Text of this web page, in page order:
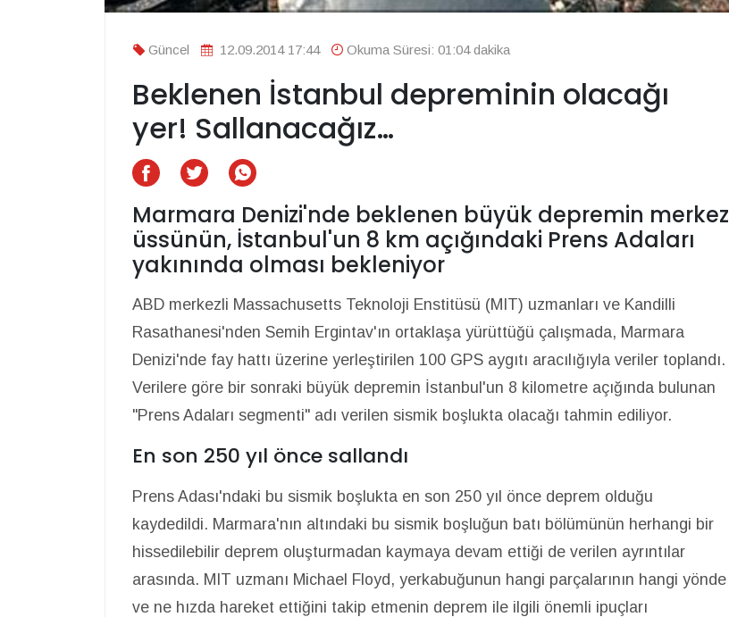
Güncel 12.09.2014 17:44 Okuma Süresi: 01:04 dakika
Beklenen İstanbul depreminin olacağı
yer! Sallanacağız…
Marmara Denizi'nde beklenen büyük depremin merkez
üssünün, İstanbul'un 8 km açığındaki Prens Adaları
yakınında olması bekleniyor
ABD merkezli Massachusetts Teknoloji Enstitüsü (MIT) uzmanları ve Kandilli
Rasathanesi'nden Semih Ergintav'ın ortaklaşa yürüttüğü çalışmada, Marmara
Denizi'nde fay hattı üzerine yerleştirilen 100 GPS aygıtı aracılığıyla veriler toplandı.
Verilere göre bir sonraki büyük depremin İstanbul'un 8 kilometre açığında bulunan
"Prens Adaları segmenti" adı verilen sismik boşlukta olacağı tahmin ediliyor.
En son 250 yıl önce sallandı
Prens Adası'ndaki bu sismik boşlukta en son 250 yıl önce deprem olduğu
kaydedildi. Marmara'nın altındaki bu sismik boşluğun batı bölümünün herhangi bir
hissedilebilir deprem oluşturmadan kaymaya devam ettiği de verilen ayrıntılar
arasında. MIT uzmanı Michael Floyd, yerkabuğunun hangi parçalarının hangi yönde
ve ne hızda hareket ettiğini takip etmenin deprem ile ilgili önemli ipuçları